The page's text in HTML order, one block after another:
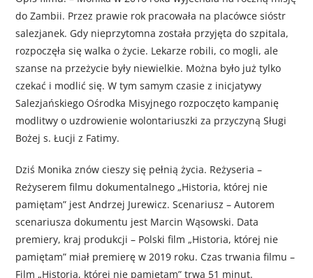
do Zambii. Przez prawie rok pracowała na placówce sióstr
salezjanek. Gdy nieprzytomna została przyjęta do szpitala,
rozpoczęła się walka o życie. Lekarze robili, co mogli, ale
szanse na przeżycie były niewielkie. Można było już tylko
czekać i modlić się. W tym samym czasie z inicjatywy
Salezjańskiego Ośrodka Misyjnego rozpoczęto kampanię
modlitwy o uzdrowienie wolontariuszki za przyczyną Sługi
Bożej s. Łucji z Fatimy.
Dziś Monika znów cieszy się pełnią życia. Reżyseria –
Reżyserem filmu dokumentalnego „Historia, której nie
pamiętam” jest Andrzej Jurewicz. Scenariusz – Autorem
scenariusza dokumentu jest Marcin Wąsowski. Data
premiery, kraj produkcji – Polski film „Historia, której nie
pamiętam” miał premierę w 2019 roku. Czas trwania filmu –
Film „Historia, której nie pamiętam” trwa 51 minut.